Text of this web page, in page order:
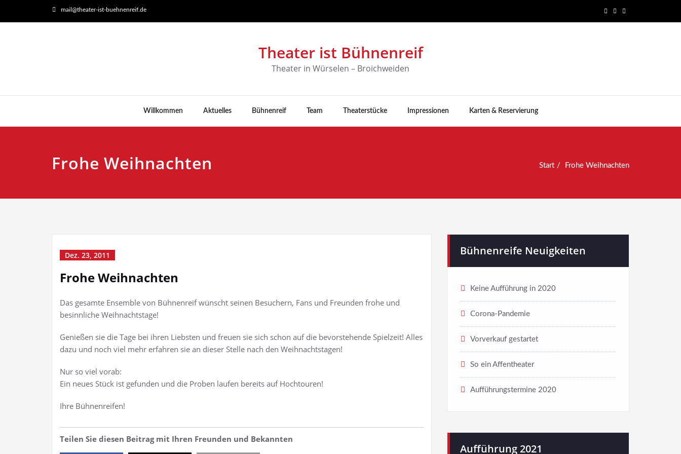
mail@theater-ist-buehnenreif.de
Theater ist Bühnenreif
Theater in Würselen – Broichweiden
Willkommen Aktuelles Bühnenreif Team Theaterstücke Impressionen Karten & Reservierung
Frohe Weihnachten Start Frohe Weihnachten
Dez. 23, 2011
Frohe Weihnachten
Das gesamte Ensemble von Bühnenreif wünscht seinen Besuchern, Fans und Freunden frohe und
besinnliche Weihnachtstage!
Genießen sie die Tage bei ihren Liebsten und freuen sie sich schon auf die bevorstehende Spielzeit! Alles
dazu und noch viel mehr erfahren sie an dieser Stelle nach den Weihnachtstagen!
Nur so viel vorab:
Ein neues Stück ist gefunden und die Proben laufen bereits auf Hochtouren!
Ihre Bühnenreifen!
Teilen Sie diesen Beitrag mit Ihren Freunden und Bekannten
Bühnenreife Neuigkeiten
Keine Aufführung in 2020
Corona-Pandemie
Vorverkauf gestartet
So ein Affentheater
Aufführungstermine 2020
Aufführung 2021